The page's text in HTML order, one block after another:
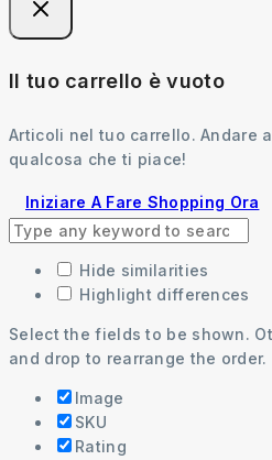
Il tuo carrello è vuoto
Articoli nel tuo carrello. Andare
qualcosa che ti piace!
Iniziare A Fare Shopping Ora
Hide similarities
Highlight differences
Select the fields to be shown.
and drop to rearrange the order.
Image
SKU
Rating